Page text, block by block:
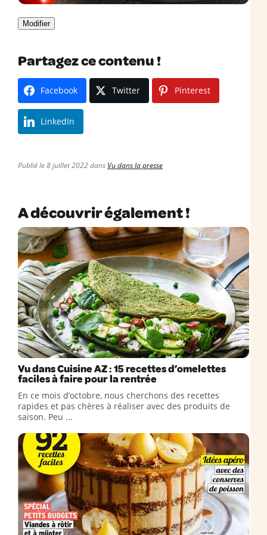
Modifier
Partagez ce contenu !
Facebook Twitter Pinterest
LinkedIn
Publié le 8 juillet 2022 dans Vu dans la presse
A découvrir également !
Vu dans Cuisine AZ : 15 recettes d’omelettes
faciles à faire pour la rentrée
En ce mois d’octobre, nous cherchons des recettes
rapides et pas chères à réaliser avec des produits de
saison. Peu ...